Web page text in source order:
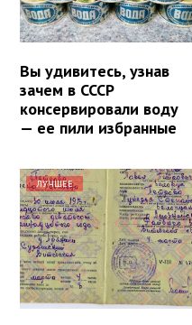
Вы удивитесь, узнав
зачем в СССР
консервировали воду
— ее пили избранные
ЛУЧШЕЕ